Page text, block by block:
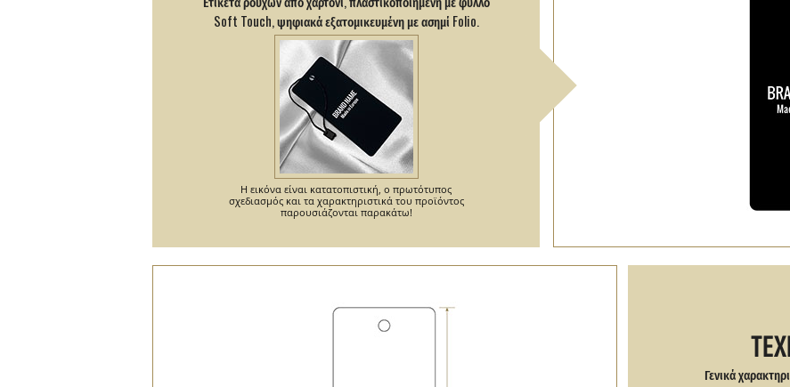
Soft Touch, ψηφιακά εξατομικευμένη με ασημί Folio.
Η εικόνα είναι κατατοπιστική, ο πρωτότυπος
σχεδιασμός και τα χαρακτηριστικά του προϊόντος
παρουσιάζονται παρακάτω!
Γενικά